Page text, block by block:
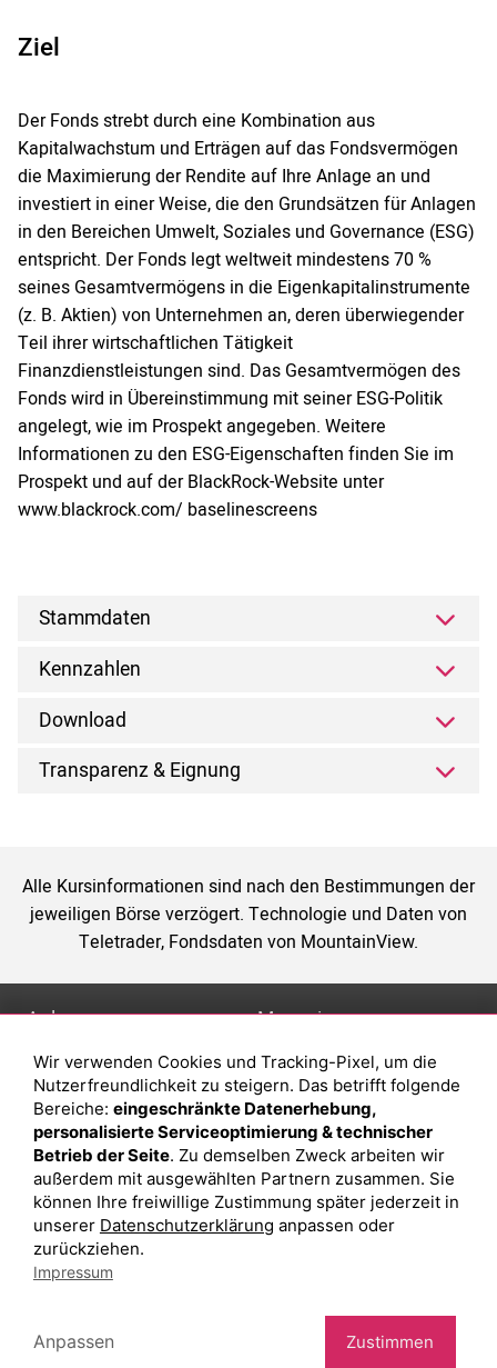
Ziel
Der Fonds strebt durch eine Kombination aus
Kapitalwachstum und Erträgen auf das Fondsvermögen
die Maximierung der Rendite auf Ihre Anlage an und
investiert in einer Weise, die den Grundsätzen für Anlagen
in den Bereichen Umwelt, Soziales und Governance (ESG)
entspricht. Der Fonds legt weltweit mindestens 70 %
seines Gesamtvermögens in die Eigenkapitalinstrumente
(z. B. Aktien) von Unternehmen an, deren überwiegender
Teil ihrer wirtschaftlichen Tätigkeit
Finanzdienstleistungen sind. Das Gesamtvermögen des
Fonds wird in Übereinstimmung mit seiner ESG-Politik
angelegt, wie im Prospekt angegeben. Weitere
Informationen zu den ESG-Eigenschaften finden Sie im
Prospekt und auf der BlackRock-Website unter
www.blackrock.com/ baselinescreens
Stammdaten
Kennzahlen
Download
Transparenz & Eignung
Alle Kursinformationen sind nach den Bestimmungen der
jeweiligen Börse verzögert. Technologie und Daten von
Teletrader, Fondsdaten von MountainView.
Anlage
Depot eröffnen
Depot vergleichen
Junior Depot
Top-Seller-Fonds
Top-Fonds
Fonds-Suche
Magazin
Was sind sind ETFs?
Sparplan Vorteile
Was ist ein Fonds?
Wir verwenden Cookies und Tracking-Pixel, um die
Nutzerfreundlichkeit zu steigern. Das betrifft folgende
Bereiche: eingeschränkte Datenerhebung,
personalisierte Serviceoptimierung & technischer
Betrieb der Seite. Zu demselben Zweck arbeiten wir
außerdem mit ausgewählten Partnern zusammen. Sie
können Ihre freiwillige Zustimmung später jederzeit in
unserer Datenschutzerklärung anpassen oder
zurückziehen.
Impressum
Anpassen Zustimmen